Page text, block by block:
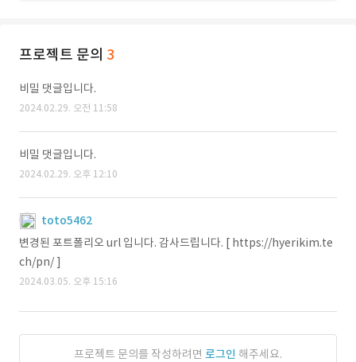
프로젝트 문의 3
비밀 댓글입니다.
2024.02.29. 오전 11:58
비밀 댓글입니다.
2024.02.29. 오후 12:10
toto5462
변경된 포트폴리오 url 입니다. 감사드립니다. [ https://hyerikim.te
ch/pn/ ]
2024.03.05. 오후 15:16
프로젝트 문의를 작성하려면 로그인 해주세요.